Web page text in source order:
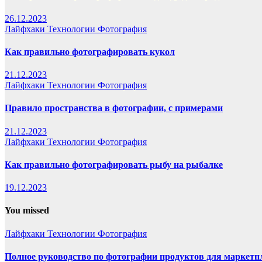
26.12.2023
Лайфхаки Технологии Фотография
Как правильно фотографировать кукол
21.12.2023
Лайфхаки Технологии Фотография
Правило пространства в фотографии, с примерами
21.12.2023
Лайфхаки Технологии Фотография
Как правильно фотографировать рыбу на рыбалке
19.12.2023
You missed
Лайфхаки Технологии Фотография
Полное руководство по фотографии продуктов для